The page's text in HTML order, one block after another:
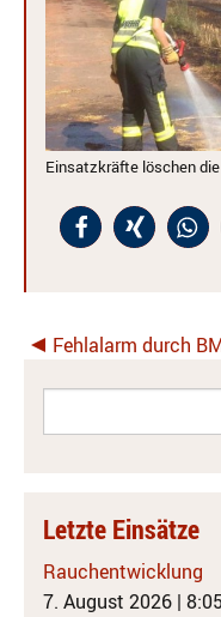
Einsatzkräfte löschen
Fehlalarm durch
Letzte Einsätze
Rauchentwicklung
7. August 2026 | 8:05